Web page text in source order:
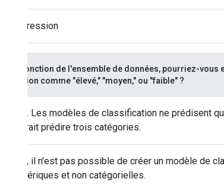
Régression
En fonction de l'ensemble de données, pourriez-
d'avion comme "élevé," "moyen," ou "faible" ?
Non. Les modèles de classification ne prédisent
devrait prédire trois catégories.
Non, il n'est pas possible de créer un modèle de
numériques et non catégorielles.